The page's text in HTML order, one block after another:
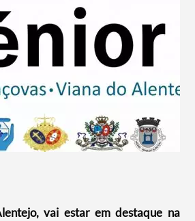
vai estar em destaque na